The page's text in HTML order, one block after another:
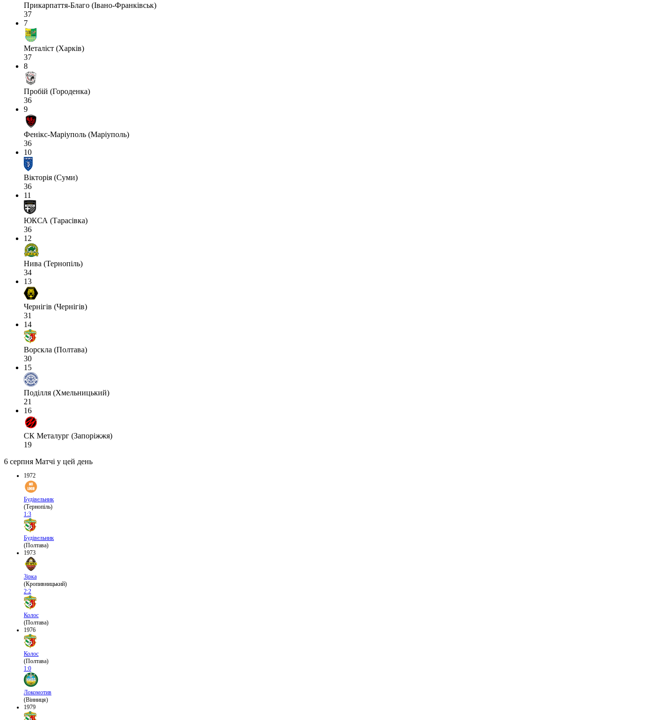
Прикарпаття-Благо (Івано-Франківськ)
37
7
Металіст (Харків)
37
8
Пробій (Городенка)
36
9
Фенікс-Маріуполь (Маріуполь)
36
10
Вікторія (Суми)
36
11
ЮКСА (Тарасівка)
36
12
Нива (Тернопіль)
34
13
Чернігів (Чернігів)
31
14
Ворскла (Полтава)
30
15
Поділля (Хмельницький)
21
16
СК Металург (Запоріжжя)
19
6 серпня Матчі у цей день
1972
Будівельник
(Тернопіль)
1:3
Будівельник
(Полтава)
1973
Зірка
(Кропивницький)
2:2
Колос
(Полтава)
1976
Колос
(Полтава)
1:0
Локомотив
(Вінниця)
1979